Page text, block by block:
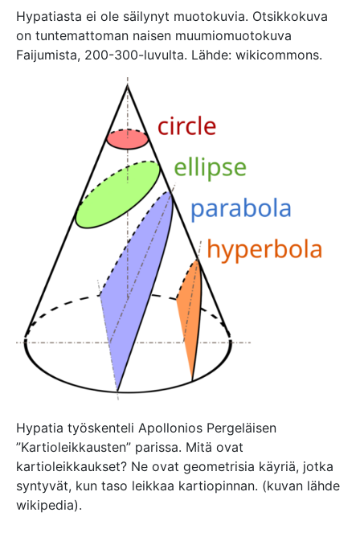
Hypatiasta ei ole säilynyt muotokuvia. Otsikkokuva
on tuntemattoman naisen muumiomuotokuva
Faijumista, 200-300-luvulta. Lähde: wikicommons.
Hypatia työskenteli Apollonios Pergeläisen
”Kartioleikkausten” parissa. Mitä ovat
kartioleikkaukset? Ne ovat geometrisia käyriä, jotka
syntyvät, kun taso leikkaa kartiopinnan. (kuvan lähde
wikipedia).